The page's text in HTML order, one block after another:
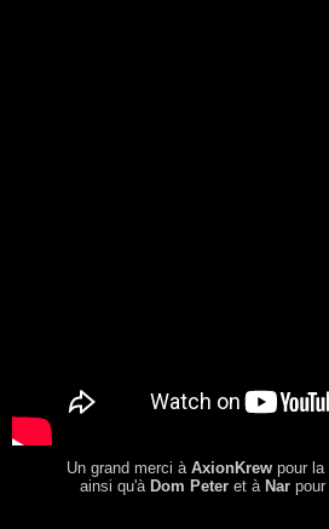
Un grand merci à AxionKrew pour la
ainsi qu'à Dom Peteret à Narpour